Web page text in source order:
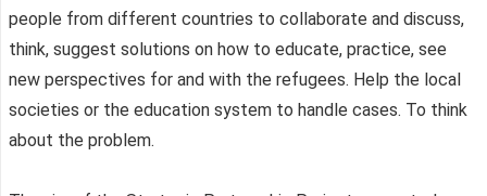
people from different countries to collaborate and discuss,
think, suggest solutions on how to educate, practice, see
new perspectives for and with the refugees. Help the local
societies or the education system to handle cases. To think
about the problem.